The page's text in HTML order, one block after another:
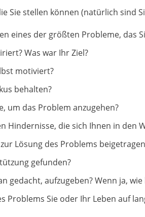
Sie stellen können (natürlich sind
eines der größten Probleme, das
Was war Ihr Ziel?
motiviert?
behalten?
um das Problem anzugehen?
Hindernisse, die sich Ihnen in den
Lösung des Problems
gefunden?
gedacht, aufzugeben? Wenn ja,
Problems Sie oder Ihr Leben auf